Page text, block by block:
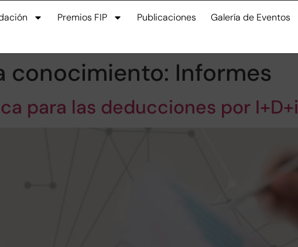
Premios FIP Publicaciones Galería de Eventos
conocimiento: Informes
para las deducciones por I+D+i